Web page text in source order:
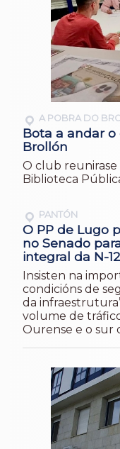
A POBRA DO
Bota a andar
Brollón
O club
Biblioteca
PANTÓN
O PP de Lugo
no Senado
integral da N-
Insisten na
condicións de
da
volume de
Ourense e o sur